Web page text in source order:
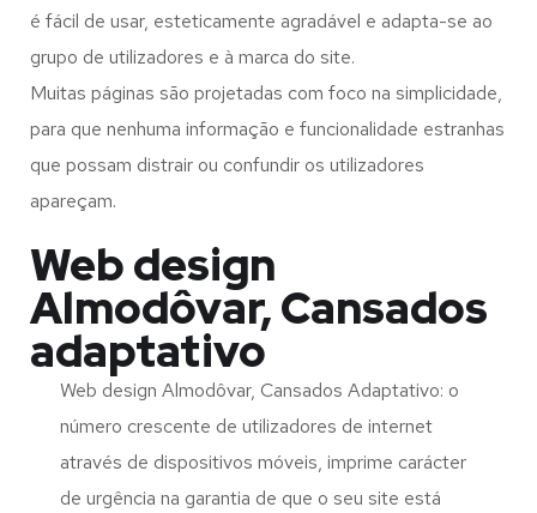
é fácil de usar, esteticamente agradável e adapta-se ao
grupo de utilizadores e à marca do site.
Muitas páginas são projetadas com foco na simplicidade,
para que nenhuma informação e funcionalidade estranhas
que possam distrair ou confundir os utilizadores
apareçam.
Web design
Almodôvar, Cansados
adaptativo
Web design Almodôvar, Cansados Adaptativo: o
número crescente de utilizadores de internet
através de dispositivos móveis, imprime carácter
de urgência na garantia de que o seu site está